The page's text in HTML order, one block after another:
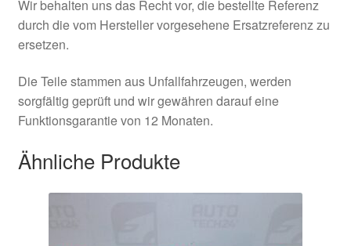
Wir behalten uns das Recht vor, die bestellte Referenz
durch die vom Hersteller vorgesehene Ersatzreferenz zu
ersetzen.
Die Teile stammen aus Unfallfahrzeugen, werden
sorgfältig geprüft und wir gewähren darauf eine
Funktionsgarantie von 12 Monaten.
Ähnliche Produkte